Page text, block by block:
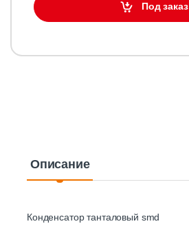
Под заказ
Описание
Конденсатор танталовый smd